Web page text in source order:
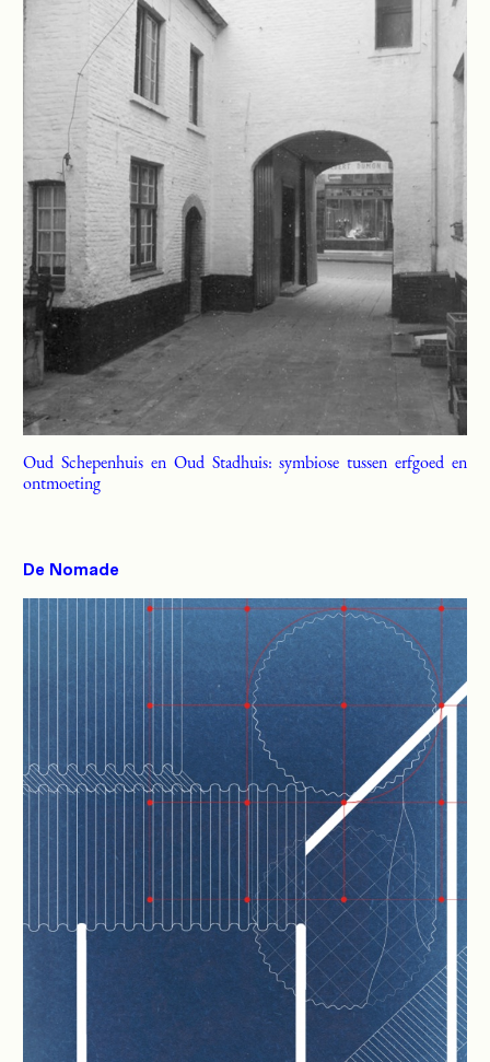
Oud Schepenhuis en Oud Stadhuis: symbiose tussen erfgoed en
ontmoeting
De Nomade